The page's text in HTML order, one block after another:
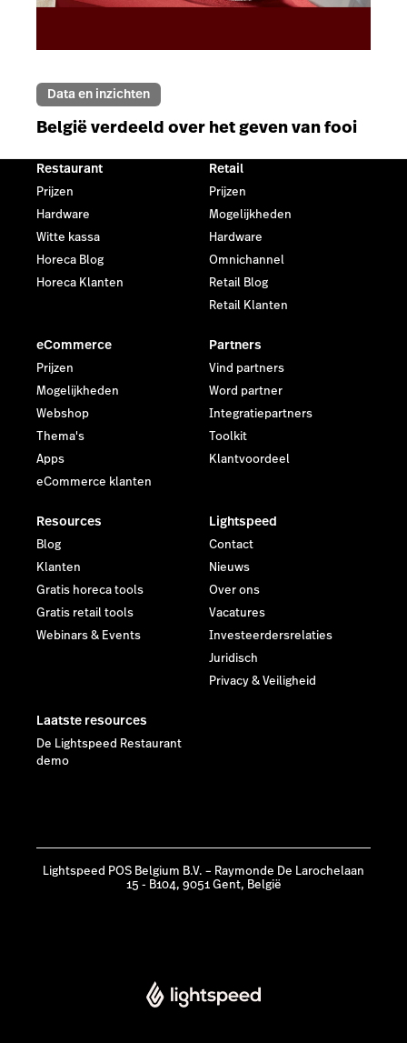
Data en inzichten
België verdeeld over het geven van fooi
Restaurant
Prijzen
Hardware
Witte kassa
Horeca Blog
Horeca Klanten
Retail
Prijzen
Mogelijkheden
Hardware
Omnichannel
Retail Blog
Retail Klanten
eCommerce
Prijzen
Mogelijkheden
Webshop
Thema's
Apps
eCommerce klanten
Partners
Vind partners
Word partner
Integratiepartners
Toolkit
Klantvoordeel
Resources
Blog
Klanten
Gratis horeca tools
Gratis retail tools
Webinars & Events
Lightspeed
Contact
Nieuws
Over ons
Vacatures
Investeerdersrelaties
Juridisch
Privacy & Veiligheid
Laatste resources
De Lightspeed Restaurant
demo
Lightspeed POS Belgium B.V. – Raymonde De Larochelaan
15 - B104, 9051 Gent, België